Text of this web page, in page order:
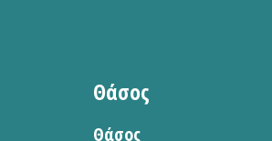
Θάσος
Θάσος